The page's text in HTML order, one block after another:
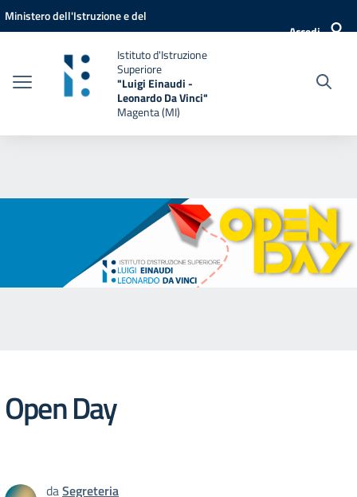
Vai ai contenuti
Vai al menu di navigazione
Vai al footer
Ministero dell'Istruzione e del
Accedi
Istituto d'Istruzione
Superiore
"Luigi Einaudi -
Leonardo Da Vinci"
Magenta (MI)
Open Day
daSegreteria